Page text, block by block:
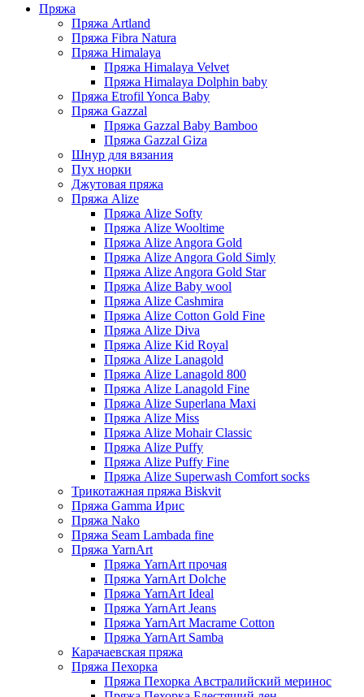
Пряжа
Пряжа Artland
Пряжа Fibra Natura
Пряжа Himalaya
Пряжа Himalaya Velvet
Пряжа Himalaya Dolphin baby
Пряжа Etrofil Yonca Baby
Пряжа Gazzal
Пряжа Gazzal Baby Bamboo
Пряжа Gazzal Giza
Шнур для вязания
Пух норки
Джутовая пряжа
Пряжа Alize
Пряжа Alize Softy
Пряжа Alize Wooltime
Пряжа Alize Angora Gold
Пряжа Alize Angora Gold Simly
Пряжа Alize Angora Gold Star
Пряжа Alize Baby wool
Пряжа Alize Cashmira
Пряжа Alize Cotton Gold Fine
Пряжа Alize Diva
Пряжа Alize Kid Royal
Пряжа Alize Lanagold
Пряжа Alize Lanagold 800
Пряжа Alize Lanagold Fine
Пряжа Alize Superlana Maxi
Пряжа Alize Miss
Пряжа Alize Mohair Classic
Пряжа Alize Puffy
Пряжа Alize Puffy Fine
Пряжа Alize Superwash Comfort socks
Трикотажная пряжа Biskvit
Пряжа Gamma Ирис
Пряжа Nako
Пряжа Seam Lambada fine
Пряжа YarnArt
Пряжа YarnArt прочая
Пряжа YarnArt Dolche
Пряжа YarnArt Ideal
Пряжа YarnArt Jeans
Пряжа YarnArt Macrame Cotton
Пряжа YarnArt Samba
Карачаевская пряжа
Пряжа Пехорка
Пряжа Пехорка Австралийский меринос